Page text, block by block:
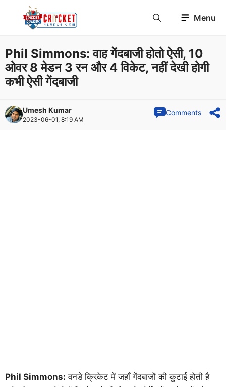
Menu
Phil Simmons: वाह गेंदबाजी होतो ऐसी, 10
ओवर 8 मेडन 3 रन और 4 विकेट, नहीं देखी होगी
कभी ऐसी गेंदबाजी
Umesh Kumar
2023-06-01, 8:19 AM
Comments
Phil Simmons: वनडे क्रिकेट में जहाँ गेंदबाजों की कुटाई होती है